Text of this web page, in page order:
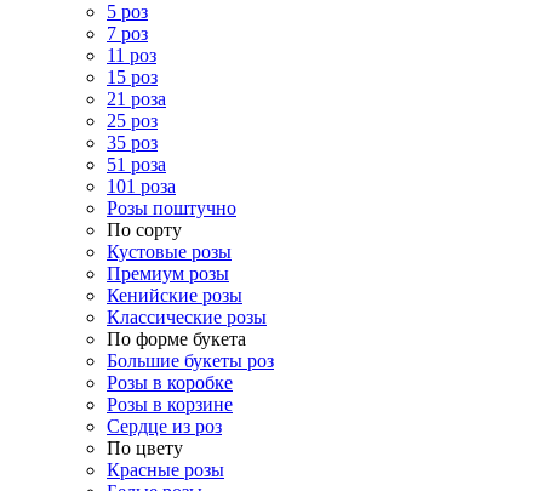
5 роз
7 роз
11 роз
15 роз
21 роза
25 роз
35 роз
51 роза
101 роза
Розы поштучно
По сорту
Кустовые розы
Премиум розы
Кенийские розы
Классические розы
По форме букета
Большие букеты роз
Розы в коробке
Розы в корзине
Сердце из роз
По цвету
Красные розы